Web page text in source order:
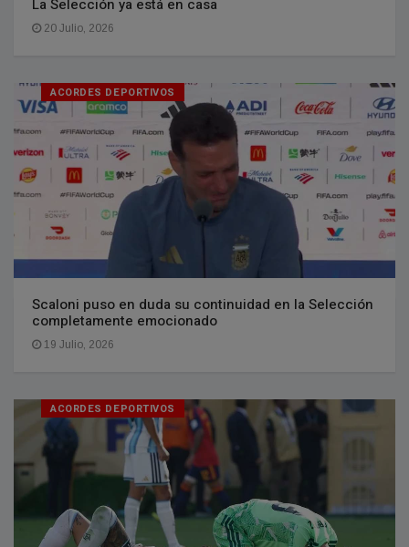
La Selección ya está en casa
20 Julio, 2026
ACORDES DEPORTIVOS
Scaloni puso en duda su continuidad en la Selección
completamente emocionado
19 Julio, 2026
ACORDES DEPORTIVOS